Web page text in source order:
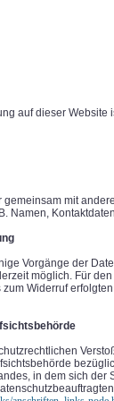
auf dieser Website
mit
Namen,
Vorgänge der
möglich. Für
Widerruf
in dem sich der